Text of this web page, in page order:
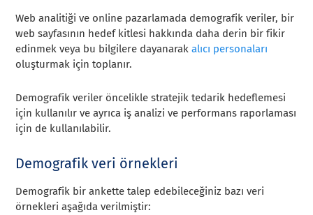
Web analitiği ve online pazarlamada demografik veriler, bir
web sayfasının hedef kitlesi hakkında daha derin bir fikir
edinmek veya bu bilgilere dayanarakalıcı personaları
oluşturmak için toplanır.
Demografik veriler öncelikle stratejik tedarik hedeflemesi
için kullanılır ve ayrıca iş analizi ve performans raporlaması
için de kullanılabilir.
Demografik veri örnekleri
Demografik bir ankette talep edebileceğiniz bazı veri
örnekleri aşağıda verilmiştir: